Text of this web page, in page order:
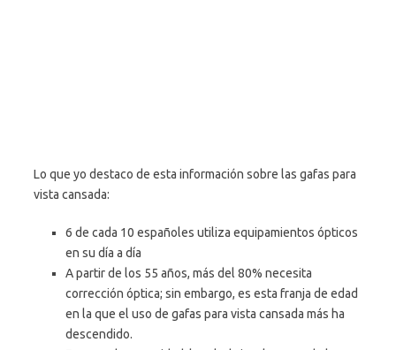
Lo que yo destaco de esta información sobre las gafas para
vista cansada:
6 de cada 10 españoles utiliza equipamientos ópticos
en su día a día
A partir de los 55 años, más del 80% necesita
corrección óptica; sin embargo, es esta franja de edad
en la que el uso de gafas para vista cansada más ha
descendido.